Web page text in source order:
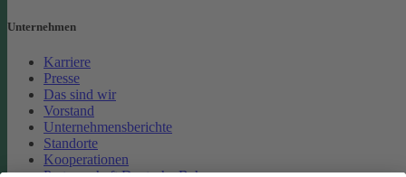
Unternehmen
Karriere
Presse
Das sind wir
Vorstand
Unternehmensberichte
Standorte
Kooperationen